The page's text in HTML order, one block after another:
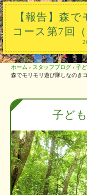
【報告】森
コース第7回
ホーム › スタッフブログ › 子
森でモリモリ遊び隊しなのき
子ど